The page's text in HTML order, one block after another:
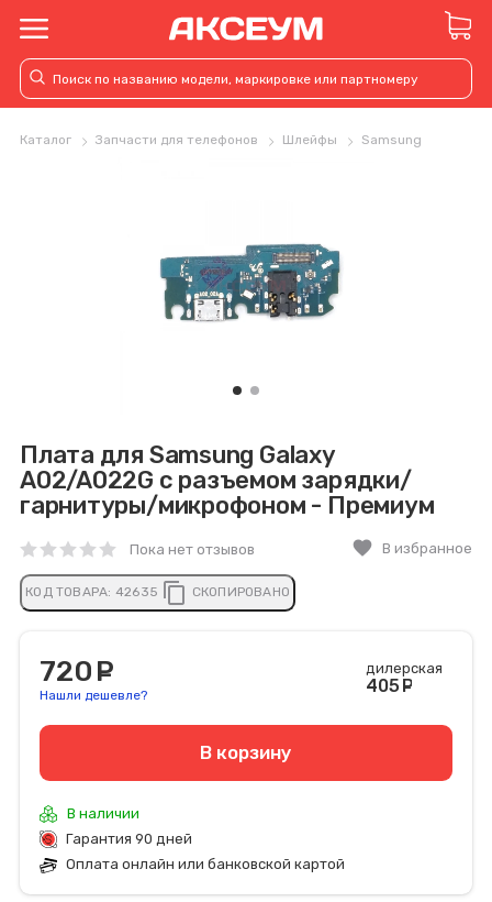
Каталог Запчасти для телефонов Шлейфы Samsung
Плата для Samsung Galaxy
A02/A022G с разъемом зарядки/
гарнитуры/микрофоном - Премиум
Пока нет отзывов favorite В избранное
КОД ТОВАРА: 42635 content_copy СКОПИРОВАНО
720
Нашли дешевле?
дилерская
405
В корзину
В наличии
Гарантия 90 дней
Оплата онлайн или банковской картой